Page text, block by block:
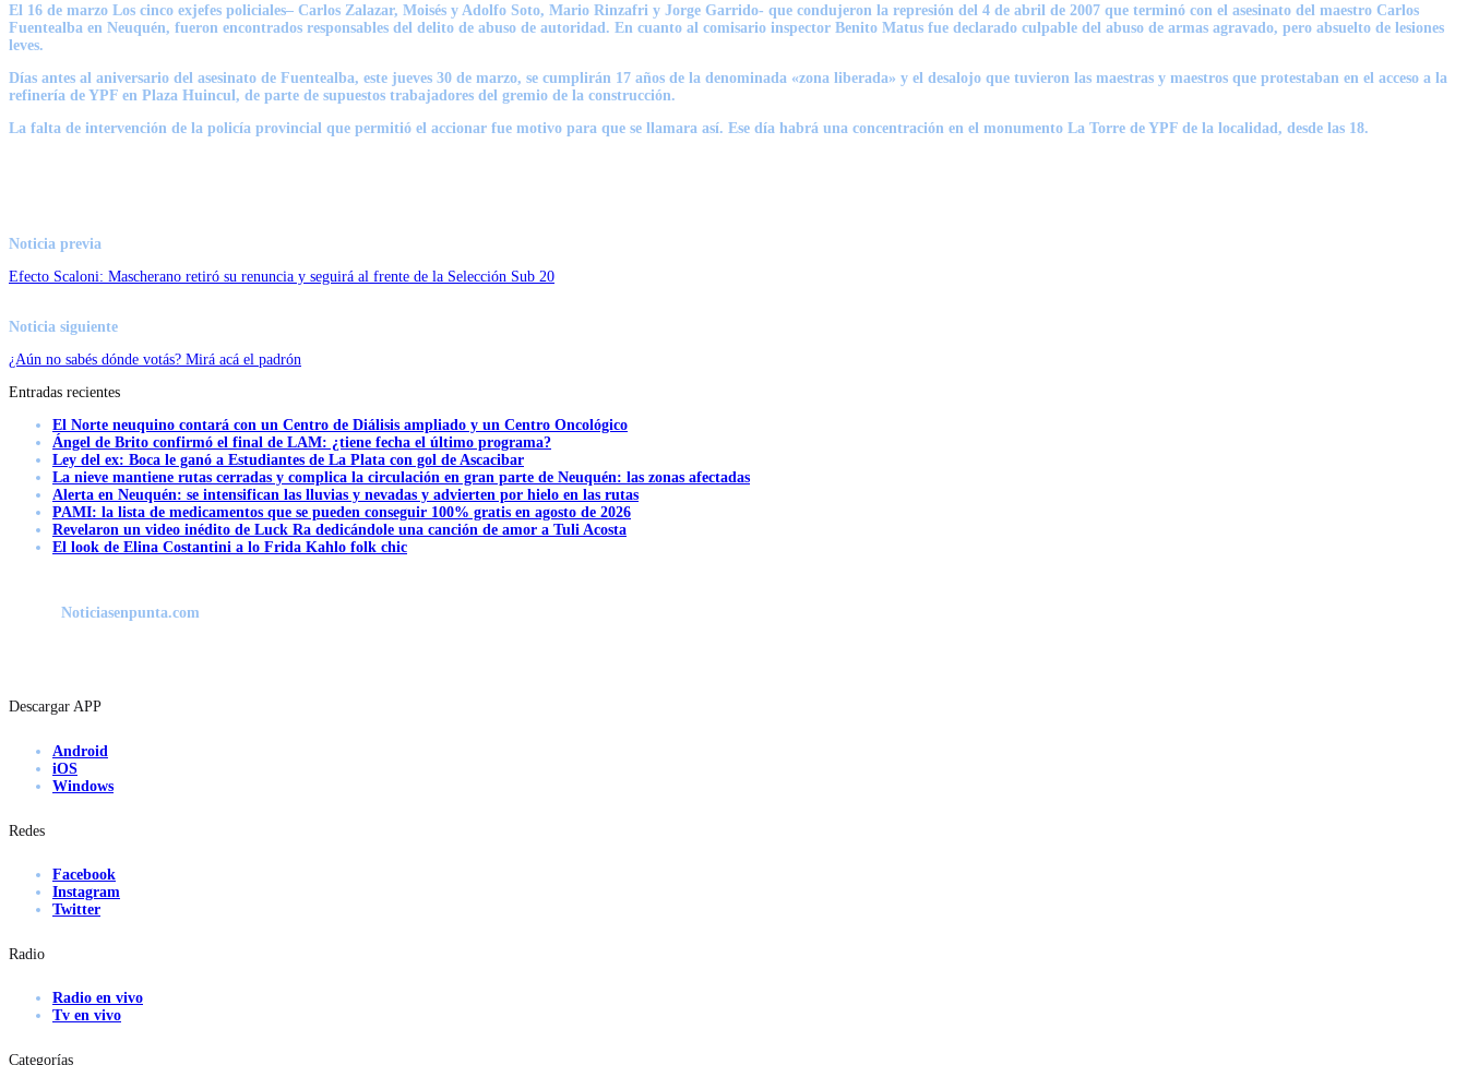
El 16 de marzo Los cinco exjefes policiales– Carlos Zalazar, Moisés y Adolfo Soto, Mario Rinzafri y Jorge Garrido- que condujeron la represión del 4 de abril de 2007 que terminó con el asesinato del maestro Carlos
Fuentealba en Neuquén, fueron encontrados responsables del delito de abuso de autoridad. En cuanto al comisario inspector Benito Matus fue declarado culpable del abuso de armas agravado, pero absuelto de lesiones
leves.
Días antes al aniversario del asesinato de Fuentealba, este jueves 30 de marzo, se cumplirán 17 años de la denominada «zona liberada» y el desalojo que tuvieron las maestras y maestros que protestaban en el acceso a la
refinería de YPF en Plaza Huincul , de parte de supuestos trabajadores del gremio de la construcción.
La falta de intervención de la policía provincial que permitió el accionar fue motivo para que se llamara así. Ese día habrá una concentración en el monumento La Torre de YPF de la localidad , desde las 18.
Noticia previa
Efecto Scaloni: Mascherano retiró su renuncia y seguirá al frente de la Selección Sub 20
Noticia siguiente
¿Aún no sabés dónde votás? Mirá acá el padrón
Entradas recientes
El Norte neuquino contará con un Centro de Diálisis ampliado y un Centro Oncológico
Ángel de Brito confirmó el final de LAM: ¿tiene fecha el último programa?
Ley del ex: Boca le ganó a Estudiantes de La Plata con gol de Ascacibar
La nieve mantiene rutas cerradas y complica la circulación en gran parte de Neuquén: las zonas afectadas
Alerta en Neuquén: se intensifican las lluvias y nevadas y advierten por hielo en las rutas
PAMI: la lista de medicamentos que se pueden conseguir 100% gratis en agosto de 2026
Revelaron un video inédito de Luck Ra dedicándole una canción de amor a Tuli Acosta
El look de Elina Costantini a lo Frida Kahlo folk chic
Noticiasenpunta.com
Descargar APP
Android
iOS
Windows
Redes
Facebook
Instagram
Twitter
Radio
Radio en vivo
Tv en vivo
Categorías